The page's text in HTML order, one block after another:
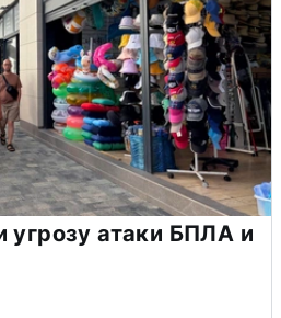
угрозу атаки БПЛА и